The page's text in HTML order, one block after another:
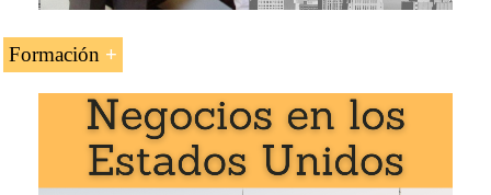
Formación
La asignatura «Philip Anschutz (empresario
presbiteriano)» se estudia en los siguientes programas de
EENI Global Business School: